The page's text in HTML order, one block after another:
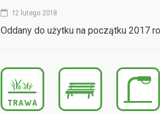
12 lutego 2018
Oddany do użytku na początku 2017